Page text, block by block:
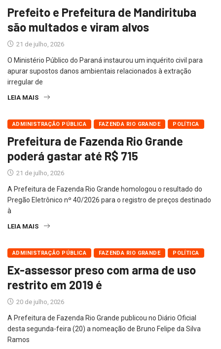
Prefeito e Prefeitura de Mandirituba
são multados e viram alvos
21 de julho, 2026
O Ministério Público do Paraná instaurou um inquérito civil para
apurar supostos danos ambientais relacionados à extração
irregular de
LEIA MAIS
ADMINISTRAÇÃO PÚBLICA FAZENDA RIO GRANDE POLÍTICA
Prefeitura de Fazenda Rio Grande
poderá gastar até R$ 715
21 de julho, 2026
A Prefeitura de Fazenda Rio Grande homologou o resultado do
Pregão Eletrônico nº 40/2026 para o registro de preços destinado
à
LEIA MAIS
ADMINISTRAÇÃO PÚBLICA FAZENDA RIO GRANDE POLÍTICA
Ex-assessor preso com arma de uso
restrito em 2019 é
20 de julho, 2026
A Prefeitura de Fazenda Rio Grande publicou no Diário Oficial
desta segunda-feira (20) a nomeação de Bruno Felipe da Silva
Ramos